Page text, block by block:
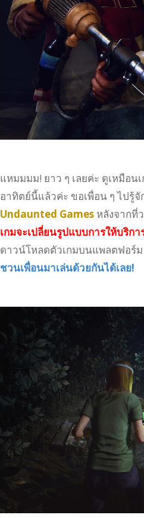
แหมมมม! ยาว ๆ เลยค่ะ ดูเหมือน
อาทิตย์นี้แล้วค่ะ ขอเพื่อน ๆ ไปรู้จั
Undaunted Gamesหลังจากที่
เกมจะเปลี่ยนรูปแบบการให้บริกา
ดาวน์โหลดตัวเกมบนแพลตฟอร์
ชวนเพื่อนมาเล่นด้วยกันได้เลย!